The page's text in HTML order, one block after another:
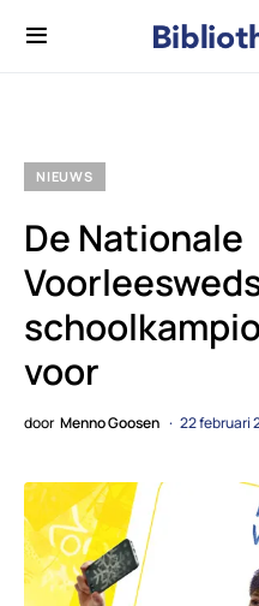
NIEUWS
De Nationale
voor
door Menno Goosen 22 februari